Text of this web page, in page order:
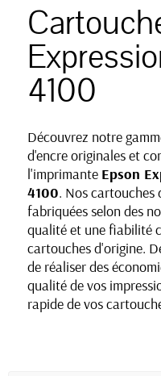
4100
Découvrez notre
d'encre originales et
l'imprimante Epson
4100. Nos cartouches
fabriquées selon des
qualité et une fiabilité
cartouches d'origine.
de réaliser des
qualité de vos
rapide de vos